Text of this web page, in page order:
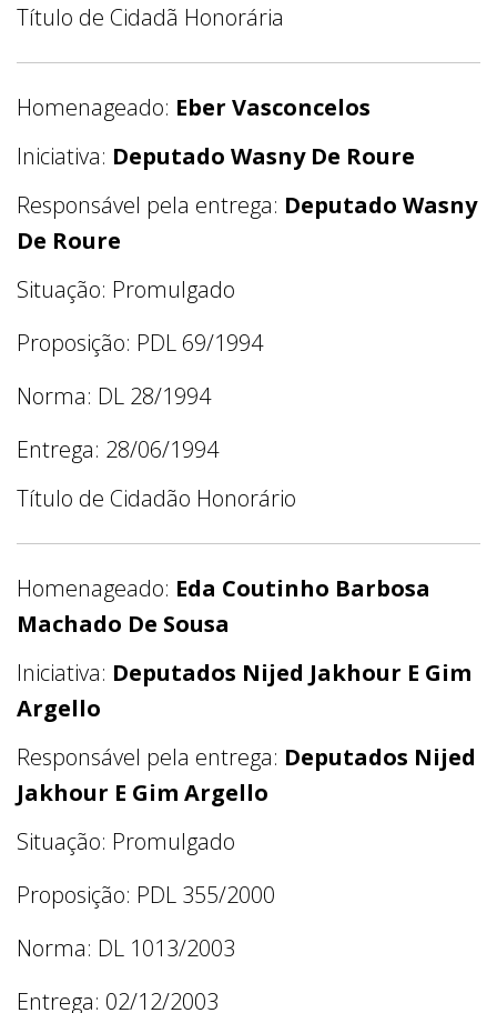
Título de Cidadã Honorária
Homenageado: Eber Vasconcelos
Iniciativa: Deputado Wasny De Roure
Responsável pela entrega: Deputado Wasny
De Roure
Situação: Promulgado
Proposição: PDL 69/1994
Norma: DL 28/1994
Entrega: 28/06/1994
Título de Cidadão Honorário
Homenageado: Eda Coutinho Barbosa
Machado De Sousa
Iniciativa: Deputados Nijed Jakhour E Gim
Argello
Responsável pela entrega: Deputados Nijed
Jakhour E Gim Argello
Situação: Promulgado
Proposição: PDL 355/2000
Norma: DL 1013/2003
Entrega: 02/12/2003